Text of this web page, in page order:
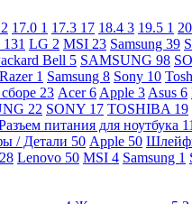
2 17.0 1 17.3 17 18.4 3 19.5 1
131 LG 2 MSI 23 Samsung 39
Bell 5 SAMSUNG 98
Razer 1 Samsung 8 Sony 10
23 Acer6 Apple 3 Asus 6
22 SONY 17 TOSHIBA 19
питания для ноутбука
/ Детали 50 Apple 50
28 Lenovo 50 MSI 4 Samsung 1